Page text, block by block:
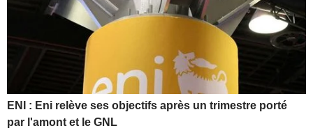
ENI : Eni relève ses objectifs après un trimestre porté
par l'amont et le GNL